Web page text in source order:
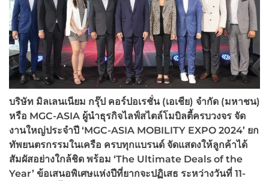
บริษัท มิลเลนเนียม กรุ๊ป คอร์ปอเรชั่น (เอเชีย) จำกัด (มหาชน)
หรือ MGC-ASIA ผู้นำธุรกิจไลฟ์สไตล์โมบิลตี้ครบวงจร จัด
งานใหญ่ประจำปี ‘MGC-ASIA MOBILITY EXPO 2024’ ยก
ทัพยนตรกรรมในเครือ ครบทุกแบรนด์ จัดแสดงให้ลูกค้าได้
สัมผัสอย่างใกล้ชิด พร้อม ‘The Ultimate Deals of the
Year’ ข้อเสนอพิเศษแห่งปีที่ยากจะปฏิเสธ ระหว่างวันที่ 11-